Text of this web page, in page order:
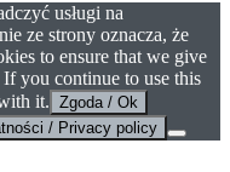
usługi na
ze strony oznacza, że
to ensure that we give
you continue to use this
it. Zgoda / Ok
/ Privacy policy